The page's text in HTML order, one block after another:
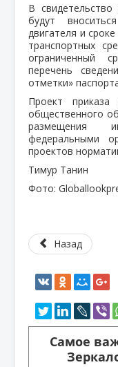
В свидетельство
будут
двигателя и
транспортных
ограниченный
перечень
отметки»
Проект
общественного
размещения
федеральными
проектов
Тимур Танин
Фото:
Назад
Самое